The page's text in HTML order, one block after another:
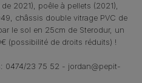
2021), poêle à pellets (2021),
châssis double vitrage PVC de
le sol en 25cm de Sterodur, un
(possibilité de droits réduits) !
0474/23 75 52 - jordan@pepit-